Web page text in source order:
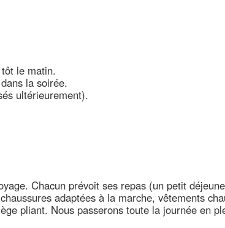
le matin.
la soirée.
ultérieurement).
Chacun prévoit ses repas (un petit
adaptées à la marche, vêtements
pliant. Nous passerons toute la journée en